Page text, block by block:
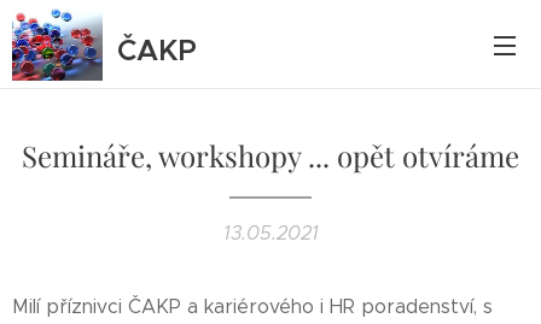
ČAKP
Semináře, workshopy ... opět otvíráme
13.05.2021
Milí příznivci ČAKP a kariérového i HR poradenství, s